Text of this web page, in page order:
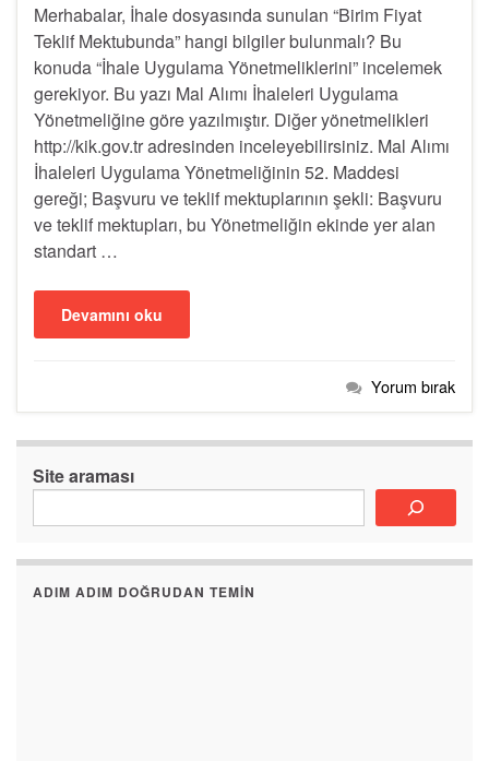
Merhabalar, İhale dosyasında sunulan “Birim Fiyat
Teklif Mektubunda” hangi bilgiler bulunmalı? Bu
konuda “İhale Uygulama Yönetmeliklerini” incelemek
gerekiyor. Bu yazı Mal Alımı İhaleleri Uygulama
Yönetmeliğine göre yazılmıştır. Diğer yönetmelikleri
http://kik.gov.tr adresinden inceleyebilirsiniz. Mal Alımı
İhaleleri Uygulama Yönetmeliğinin 52. Maddesi
gereği; Başvuru ve teklif mektuplarının şekli: Başvuru
ve teklif mektupları, bu Yönetmeliğin ekinde yer alan
standart …
Devamını oku
Yorum bırak
Site araması
ADIM ADIM DOĞRUDAN TEMIN